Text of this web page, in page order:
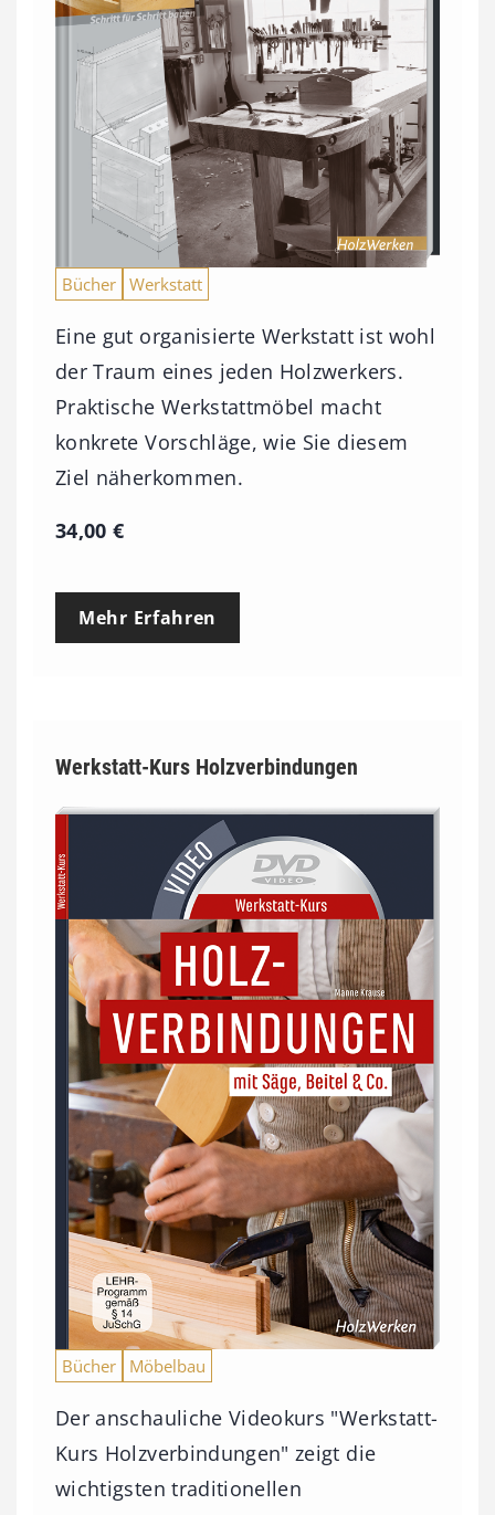
Bücher Werkstatt
Eine gut organisierte Werkstatt ist wohl
der Traum eines jeden Holzwerkers.
Praktische Werkstattmöbel macht
konkrete Vorschläge, wie Sie diesem
Ziel näherkommen.
34,00€
Mehr Erfahren
Werkstatt-Kurs Holzverbindungen
Bücher Möbelbau
Der anschauliche Videokurs "Werkstatt-
Kurs Holzverbindungen" zeigt die
wichtigsten traditionellen